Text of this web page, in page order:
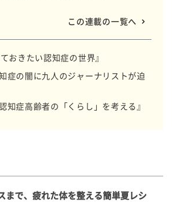
この連載の一覧へ
おきたい認知症の世界』
症の闇に九人のジャーナリストが迫
知症高齢者の「くらし」を考える』
まで、疲れた体を整える簡単夏レシ